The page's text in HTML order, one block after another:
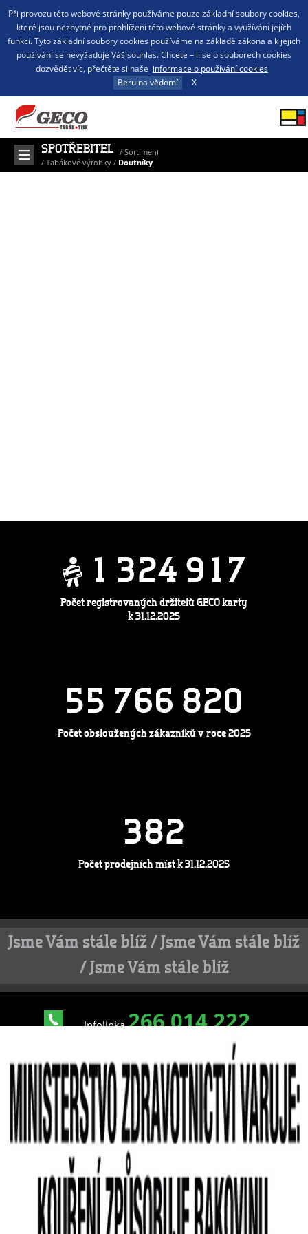
Při provozu této webové stránky používáme pouze základní soubory cookies,
které jsou nezbytné pro prohlížení této webové stránky a využívání jejích
funkcí. Tyto základní soubory cookies používáme na základě zákona a k jejich
používání se nevyžaduje Váš souhlas. Chcete – li se o souborech cookies
dozvědět víc, přečtěte si naše informace o používání cookies
Beru na vědomí
X
SPOTŘEBITEL / Sortiment
/ Tabákové výrobky / Doutníky
1 324 9 1 7
Počet registrovaných držitelů GECO karty
k 31.12.2025
55 766 820
Počet obsloužených zákazníků v roce 2025
382
Počet prodejních míst k 31.12.2025
Jsme Vám stále blíž / Jsme Vám stále blíž
/ Jsme Vám stále blíž
Infolinka266 014 222